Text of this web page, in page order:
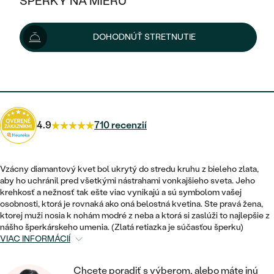
KOMBINOVANÉ ZLATO
PODĽA ŠTÝLU
ETERNITY
VINTAGE
NETRADIČNÉ
POSTRANNÉ DRAHOKAMY
HALO
VINTAGE
SET ZÁSNUBNÉHO PRSTEŇA A
NETRADIČNÉ
ZOSTAVTE SI PRSTEŇ
VÝPREDAJ
ŠPERKY ČO POMÁHAJÚ
PODĽA TYPU
NÁUŠNICE
PRSTENE
PRÍVESKY
NÁRAMKY
SETY
PÁNSKE ŠPERKY
PLATINOVÉ
NAPICHOVACIE
KRUHOVÉ
MINIMALISTICKÉ
VISIACE
SOLITÉR
ZLATÉ
STRIEBORNÉ
PODĽA ŠTÝLU
SOLITÉR
NARODENIE DIEŤAŤA
PERSONALIZOVANÉ
SO ZNAMENÍM ZVEROKRUHU
MINIMALISTICKÉ
VÝPREDAJ
ZLATÉ
STRIEBORNÉ
PODĽA ŠTÝLU
ETERNITY
MINIMALISTICKÉ
DOHODNÚŤ STRETNUTIE
1 000 €
Možnosti doručenia
4.9 710 recenzií
Vzácny diamantový kvet bol ukrytý do stredu kruhu z bieleho zlata,
aby ho uchránil pred všetkými nástrahami vonkajšieho sveta. Jeho
krehkosť a nežnosť tak ešte viac vynikajú a sú symbolom vašej
osobnosti, ktorá je rovnaká ako oná belostná kvetina. Ste pravá žena,
ktorej muži nosia k nohám modré z neba a ktorá si zaslúži to najlepšie z
nášho šperkárskeho umenia. (Zlatá retiazka je súčasťou šperku)
VIAC INFORMÁCIÍ
Chcete poradiť s výberom, alebo máte inú